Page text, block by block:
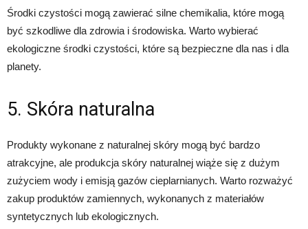
Środki czystości mogą zawierać silne chemikalia, które mogą
być szkodliwe dla zdrowia i środowiska. Warto wybierać
ekologiczne środki czystości, które są bezpieczne dla nas i dla
planety.
5. Skóra naturalna
Produkty wykonane z naturalnej skóry mogą być bardzo
atrakcyjne, ale produkcja skóry naturalnej wiąże się z dużym
zużyciem wody i emisją gazów cieplarnianych. Warto rozważyć
zakup produktów zamiennych, wykonanych z materiałów
syntetycznych lub ekologicznych.